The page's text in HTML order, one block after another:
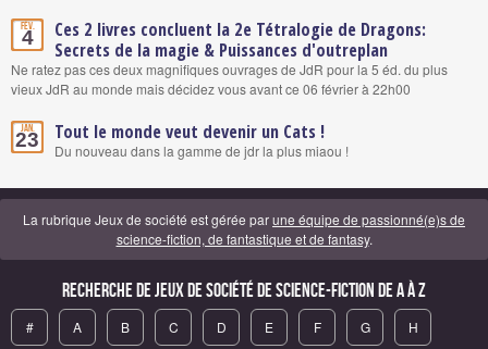
Fév.
4
Ces 2 livres concluent la 2e Tétralogie de Dragons:
Secrets de la magie & Puissances d'outreplan
Ne ratez pas ces deux magnifiques ouvrages de JdR pour la 5 éd. du plus
vieux JdR au monde mais décidez vous avant ce 06 février à 22h00
Jan.
23 Tout le monde veut devenir un Cats !
Du nouveau dans la gamme de jdr la plus miaou !
La rubrique Jeux de société est gérée parune équipe de passionné(e)s de
science-fiction, de fantastique et de fantasy.
Recherche de Jeux de société de science-fiction de A à Z
# A B C D E F G H